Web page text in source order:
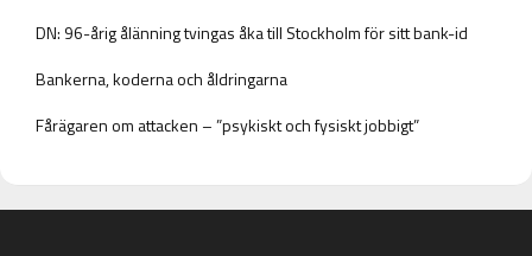
DN: 96-årig ålänning tvingas åka till Stockholm för sitt bank-id
Bankerna, koderna och åldringarna
Fårägaren om attacken – ”psykiskt och fysiskt jobbigt”